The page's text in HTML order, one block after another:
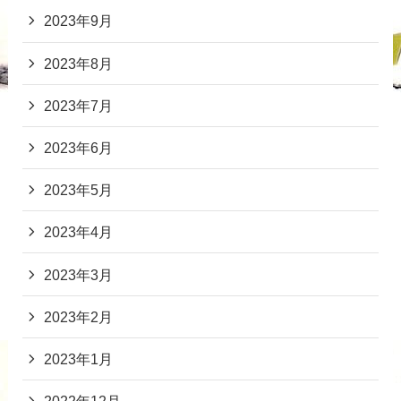
2023年9月
2023年8月
2023年7月
2023年6月
2023年5月
2023年4月
2023年3月
2023年2月
2023年1月